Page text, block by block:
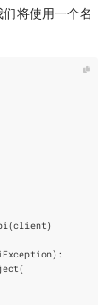
将使用一个名
(client)
):
(